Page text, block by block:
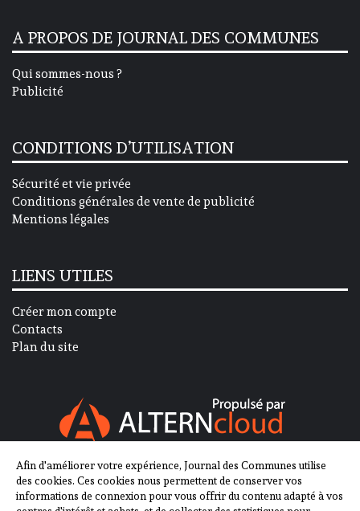
A PROPOS DE JOURNAL DES COMMUNES
Qui sommes-nous ?
Publicité
CONDITIONS D’UTILISATION
Sécurité et vie privée
Conditions générales de vente de publicité
Mentions légales
LIENS UTILES
Créer mon compte
Contacts
Plan du site
SUIVEZ-NOUS SUR
Afin d'améliorer votre expérience, Journal des Communes utilise
des cookies. Ces cookies nous permettent de conserver vos
informations de connexion pour vous offrir du contenu adapté à vos